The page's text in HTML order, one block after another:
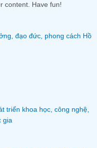
content. Have fun!